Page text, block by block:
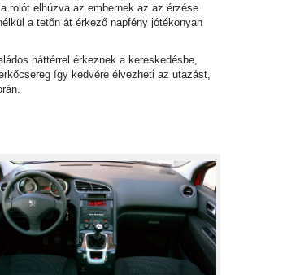
rolót elhúzva az embernek az az érzése
a tetőn át érkező napfény jótékonyan
háttérrel érkeznek a kereskedésbe,
így kedvére élvezheti az utazást,